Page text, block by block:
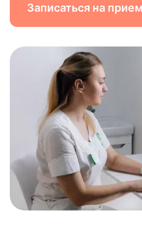
Записаться на прием